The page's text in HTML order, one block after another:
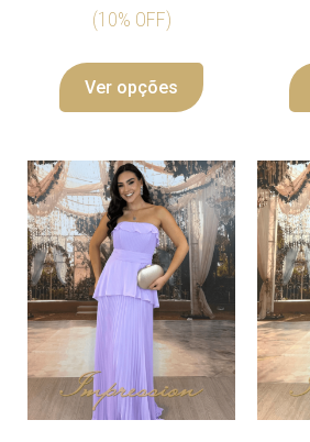
(10% OFF)
Ver opções